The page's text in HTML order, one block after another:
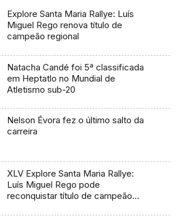
Explore Santa Maria Rallye: Luís
Miguel Rego renova título de
campeão regional
Natacha Candé foi 5ª classificada
em Heptatlo no Mundial de
Atletismo sub-20
Nelson Évora fez o último salto da
carreira
XLV Explore Santa Maria Rallye:
Luís Miguel Rego pode
reconquistar título de campeão